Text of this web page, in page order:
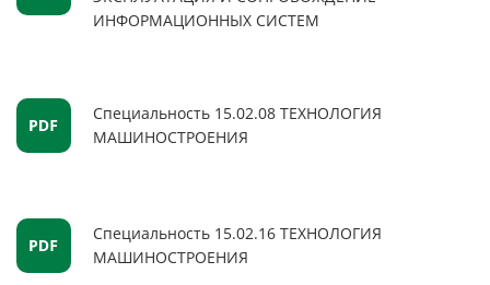
ИНФОРМАЦИОННЫХ СИСТЕМ
Специальность 15.02.08 ТЕХНОЛОГИЯ
МАШИНОСТРОЕНИЯ
Специальность 15.02.16 ТЕХНОЛОГИЯ
МАШИНОСТРОЕНИЯ